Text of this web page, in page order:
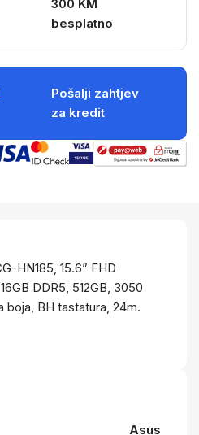
300 KM
besplatno
Pošalji zahtjev
za kredit
HN185, 15.6” FHD
DDR5, 512GB, 3050
boja, BH tastatura, 24m.
Asus